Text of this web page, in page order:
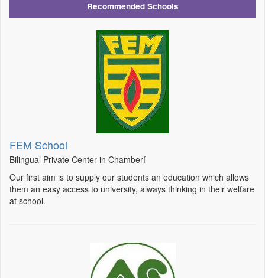
Recommended Schools
FEM School
Bilingual Private Center in Chamberí
Our first aim is to supply our students an education which allows
them an easy access to university, always thinking in their welfare
at school.